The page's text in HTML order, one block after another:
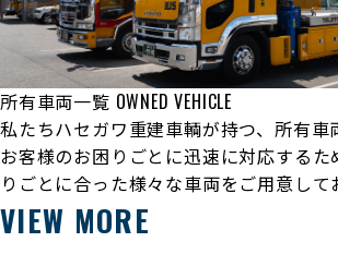
所有車両一覧 OWNED VEHICLE
私たちハセガワ重建車輌が持つ、所有車
お客様のお困りごとに迅速に対応するた
りごとに合った様々な車両をご用意して
VIEW MORE